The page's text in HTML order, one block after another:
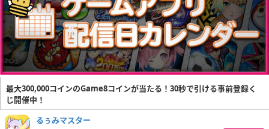
最大300,000コインのGame8コインが当たる！30秒で引ける事前登録く
じ開催中！
るぅみマスター